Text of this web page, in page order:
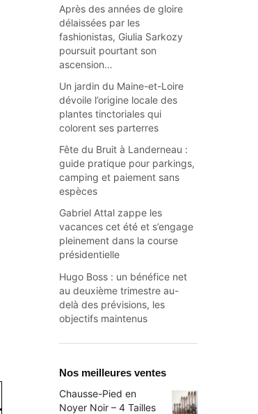
Après des années de gloire
délaissées par les
fashionistas, Giulia Sarkozy
poursuit pourtant son
ascension…
Un jardin du Maine-et-Loire
dévoile l’origine locale des
plantes tinctoriales qui
colorent ses parterres
Fête du Bruit à Landerneau :
guide pratique pour parkings,
camping et paiement sans
espèces
Gabriel Attal zappe les
vacances cet été et s’engage
pleinement dans la course
présidentielle
Hugo Boss : un bénéfice net
au deuxième trimestre au-
delà des prévisions, les
objectifs maintenus
Nos meilleures ventes
Chausse-Pied en
Noyer Noir – 4 Tailles